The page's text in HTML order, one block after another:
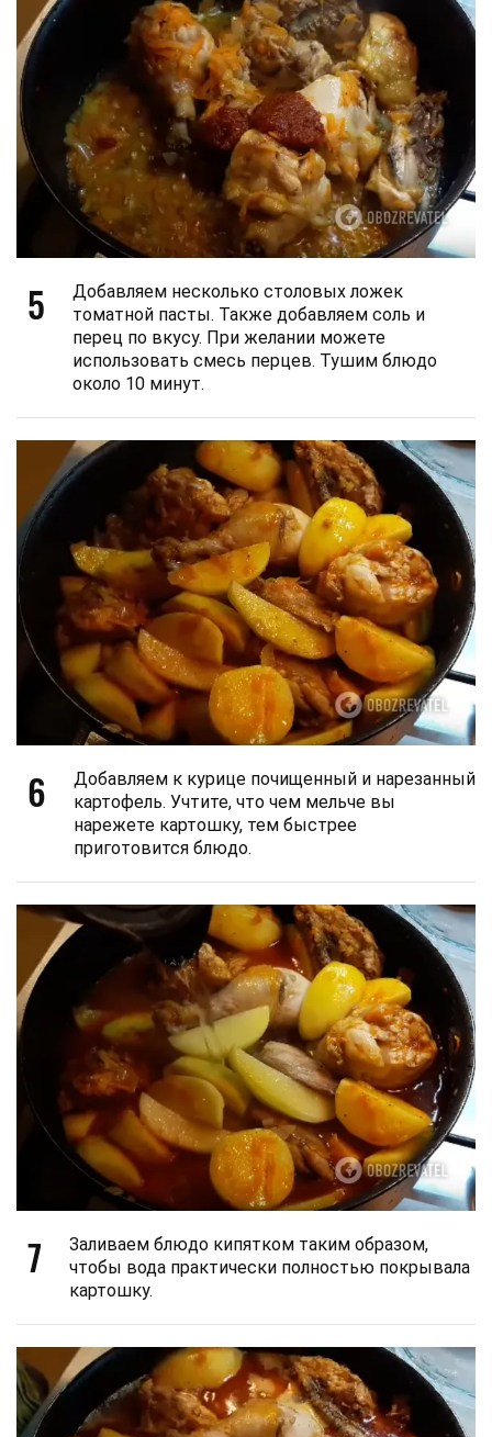
5
Добавляем несколько столовых ложек
томатной пасты. Также добавляем соль и
перец по вкусу. При желании можете
использовать смесь перцев. Тушим блюдо
около 10 минут.
6
Добавляем к курице почищенный и нарезанный
картофель. Учтите, что чем мельче вы
нарежете картошку, тем быстрее
приготовится блюдо.
7
Заливаем блюдо кипятком таким образом,
чтобы вода практически полностью покрывала
картошку.